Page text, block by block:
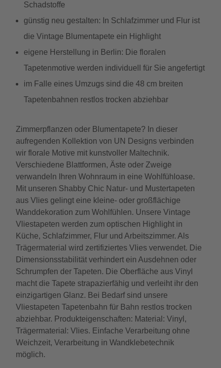
Schadstoffe
günstig neu gestalten: In Schlafzimmer und Flur ist
die Vintage Blumentapete ein Highlight
eigene Herstellung in Berlin: Die floralen
Tapetenmotive werden individuell für Sie angefertigt
im Falle eines Umzugs sind die 48 cm breiten
Tapetenbahnen restlos trocken abziehbar
Zimmerpflanzen oder Blumentapete? In dieser
aufregenden Kollektion von UN Designs verbinden
wir florale Motive mit kunstvoller Maltechnik.
Verschiedene Blattformen, Äste oder Zweige
verwandeln Ihren Wohnraum in eine Wohlfühloase.
Mit unseren Shabby Chic Natur- und Mustertapeten
aus Vlies gelingt eine kleine- oder großflächige
Wanddekoration zum Wohlfühlen. Unsere Vintage
Vliestapeten werden zum optischen Highlight in
Küche, Schlafzimmer, Flur und Arbeitszimmer. Als
Trägermaterial wird zertifiziertes Vlies verwendet. Die
Dimensionsstabilität verhindert ein Ausdehnen oder
Schrumpfen der Tapeten. Die Oberfläche aus Vinyl
macht die Tapete strapazierfähig und verleiht ihr den
einzigartigen Glanz. Bei Bedarf sind unsere
Vliestapeten Tapetenbahn für Bahn restlos trocken
abziehbar. Produkteigenschaften: Material: Vinyl,
Trägermaterial: Vlies. Einfache Verarbeitung ohne
Weichzeit, Verarbeitung in Wandklebetechnik
möglich.